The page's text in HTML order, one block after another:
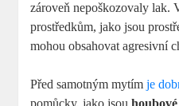
zároveň nepoškozovaly lak.
prostředkům, jako jsou
mohou obsahovat agresivní
Před samotným mytímje